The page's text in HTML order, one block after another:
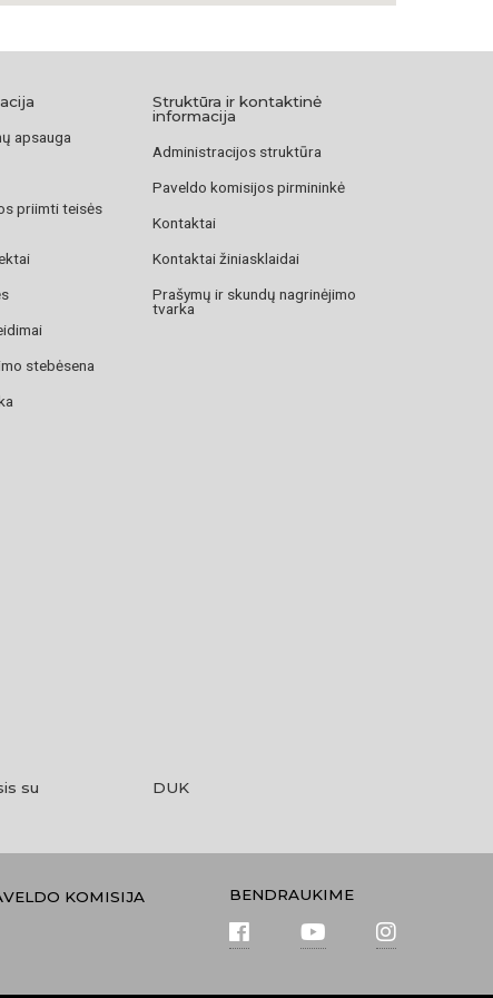
jaukiu masteliu, kompozicine darna, tapybiška
akimirką, bet ir siekė atskleisti vaizduojamojo
įpročius, pozas. Arbit Blato sukurti portretai šiandien
bet ir istorine prasme.
apsauga
priimti teisės
stebėsena
Struktūra ir kontaktinė
informacija
Administracijos struktūra
Paveldo komisijos pirmininkė
Kontaktai
Kontaktai žiniasklaidai
Prašymų ir skundų nagrinėjimo
tvarka
su
DUK
KOMISIJA BENDRAUKIME